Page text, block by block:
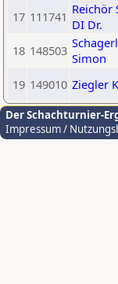
17 111741 Reichör
DI Dr.
18 148503 Schagerl
Simon
19 149010 Ziegler
Der Schachturnier-
Impressum /